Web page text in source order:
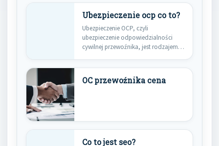
Ubezpieczenie ocp co to?
Ubezpieczenie OCP, czyli
ubezpieczenie odpowiedzialności
cywilnej przewoźnika, jest rodzajem
OC przewoźnika cena
Co to jest seo?